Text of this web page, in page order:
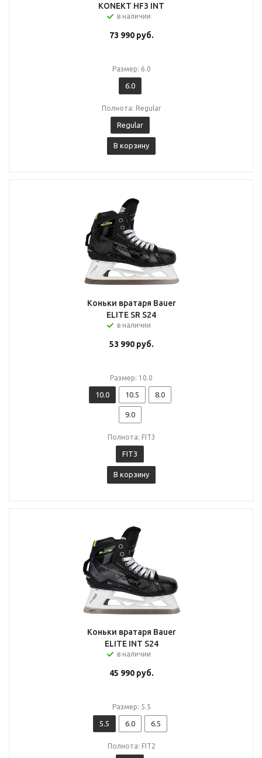
KONEKT HF3 INT
в наличии
73 990руб.
Размер: 6.0
6.0
Полнота: Regular
Regular
В корзину
Коньки вратаря Bauer
ELITE SR S24
в наличии
53 990руб.
Размер: 10.0
10.0 10.5 8.0
9.0
Полнота: FIT3
FIT3
В корзину
Коньки вратаря Bauer
ELITE INT S24
в наличии
45 990руб.
Размер: 5.5
5.5 6.0 6.5
Полнота: FIT2